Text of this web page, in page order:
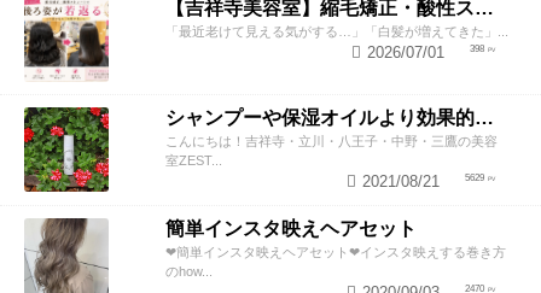
【吉祥寺美容室】縮毛矯正・酸性ストレートで若返り！後ろ姿が変わると見た目年齢も変わる？
「最近老けて見える気がする…」「白髪が増えてきた」...
398
2026/07/01
シャンプーや保湿オイルより効果的！？美容師が教える頭皮の臭い＆乾燥ケアとは
こんにちは！吉祥寺・立川・八王子・中野・三鷹の美容
室ZEST...
5629
2021/08/21
簡単インスタ映えヘアセット
❤︎簡単インスタ映えヘアセット❤︎インスタ映えする巻き方
のhow...
2470